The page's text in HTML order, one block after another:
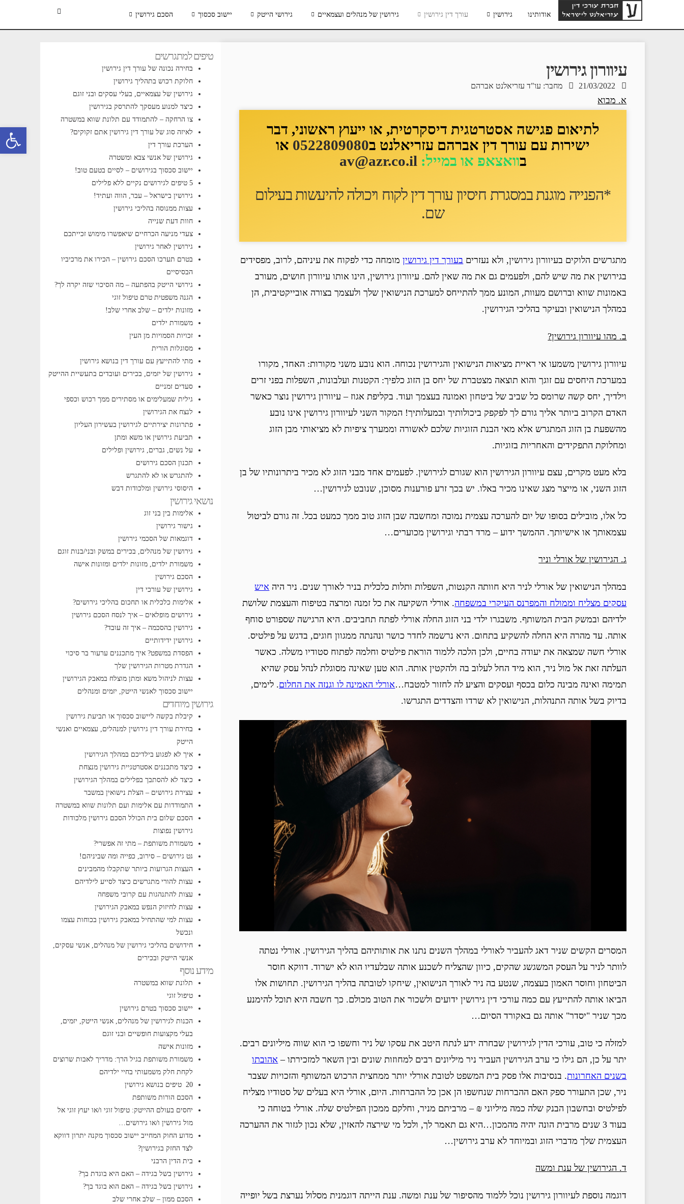
אודותינו גירושין עורך דין גירושין גירושין של מנהלים ועצמאיים גירושי הייטק יישוב סכסוך הסכם גירושין
עיוורון גירושין
21/03/2022 מחבר: עו"ד עזריאלנט אברהם
א. מבוא
לתיאום פגישה אסטרטגית דיסקרטית, או ייעוץ ראשוני, דבר
ישירות עם עורך דין אברהם עזריאלנט ב0522809080 או
בוואצאפ או במייל: av@azr.co.il
*הפנייה מוגנת במסגרת חיסיון עורך דין לקוח ויכולה להיעשות בעילום
שם.
מתגרשים הלוקים בעיוורון גירושין, ולא נעזרים בעורך דין גירושיןמומחה כדי לפקוח את עיניהם, לרוב, מפסידים
בגירושין את מה שיש להם, ולפעמים גם את מה שאין להם. עיוורון גירושין, הינו אותו עיוורון חושים, מעורב
באמונות שווא וברושם מעוות, המונע ממך להתייחס למערכת הנישואין שלך ולעצמך בצורה אובייקטיבית, הן
במהלך הנישואין ובעיקר בהליכי הגירושין.
ב. מהו עיוורון גירושין?
עיוורון גירושין משמעו אי ראיית מציאות הנישואין והגירושין נכוחה. הוא נובע משני מקורות: האחד, מקורו
במערכת היחסים עם זוגך והוא תוצאה מצטברת של יחס בן הזוג כלפיך: הקטנות ועלבונות, השפלות בפני זרים
וילדיך, יחס קשה שרומס כל שביב של ביטחון ואמונה בעצמך ועוד. בקליפת אגוז – עיוורון גירושין נוצר כאשר
האדם הקרוב ביותר אליך גורם לך לפקפק ביכולותיך ובמעלותיך! המקור השני לעיוורון גירושין אינו נובע
מהשפעת בן הזוג המתגרש אלא מאי הבנת הזוגיות שלכם לאשורה וממערך ציפיות לא מציאותי מבן הזוג
ומחלוקת התפקידים והאחריות בזוגיות.
בלא מעט מקרים, עצם עיוורון הגירושין הוא שגורם לגירושין. לפעמים אחד מבני הזוג לא מכיר ביתרונותיו של בן
הזוג השני, או מייצר מצג שאינו מכיר באלו. יש בכך זרע פורענות מסוכן, שנובט לגירושין…
כל אלו, מובילים בסופו של יום להערכה עצמית נמוכה ומחשבה שבן הזוג טוב ממך כמעט בכל. זה גורם לביטול
עצמאותך או אישיותך. ההמשך ידוע – מרד רבתי וגירושין מכוערים…
ג. הגירושין של אורלי וניר
במהלך הנישואין של אורלי לניר היא חוותה הקנטות, השפלות ותלות כלכלית בניר לאורך שנים. ניר היה איש
עסקים מצליח וממולח והמפרנס העיקרי במשפחה. אורלי השקיעה את כל זמנה ומרצה בטיפוח והעצמת שלושת
ילדיהם ובמשק הבית המשותף. משבגרו ילדי בני הזוג החלה אורלי לפתח תחביבים. היא הרגישה שספורט סוחף
אותה. עד מהרה היא החלה להשקיע בתחום. היא נרשמה לחדר כושר ונהנתה ממגוון חוגים, בדגש על פילטיס.
אורלי חשה שמצאה את יעודה בחיים, ולכן הלכה ללמוד הוראת פילטיס וחלמה לפתוח סטודיו משלה. כאשר
העלתה זאת אל מול ניר, הוא מיד החל לעלוב בה ולהקטין אותה. הוא טען שאינה מסוגלת לנהל עסק שהיא
תמימה ואינה מבינה כלום בכסף ועסקים והציע לה לחזור למטבח…אורלי האמינה לו וגנזה את החלום. לימים,
בדיוק בשל אותה התנהלות, הנישואין לא שרדו והצדדים התגרשו.
המסרים הקשים שניר דאג להעביר לאורלי במהלך השנים נתנו את אותותיהם בהליך הגירושין. אורלי נטתה
לוותר לניר על העסק המשגשג שהקים, כיוון שהצליח לשכנע אותה שבלעדיו הוא לא ישרוד. דווקא חוסר
הביטחון וחוסר האמון בעצמה, שנטע בה ניר לאורך הנישואין, שיחקו לטובתה בהליך הגירושין. תחושות אלו
הביאו אותה להתייעץ עם כמה עורכי דין גירושין ידועים ולשכור את הטוב מכולם. כך חשבה היא תוכל להימנע
מכך שניר "יסדר" אותה גם באקורד הסיום…
למזלה כי טוב, עורכי הדין לגירושין שבחרה ידע לנתח היטב את עסקו של ניר וחשפו כי הוא שווה מיליונים רבים.
יתר על כן, הם גילו כי ערב הגירושין העביר ניר מיליונים רבים למחוזות שונים ובין השאר למזכירתו – אהובתו
בשנים האחרונות. בנסיבות אלו פסק בית המשפט לטובת אורלי יותר ממחצית הרכוש המשותף והזכויות שצבר
ניר, שכן התעורר ספק האם ההברחות שנחשפו הן אכן כל ההברחות. היום, אורלי היא בעלים של סטודיו מצליח
לפילטיס ובחשבון הבנק שלה כמה מיליוני ₪ – מרביתם מניר, וחלקם ממכון הפילטיס שלה. אורלי בטוחה כי
בעוד 3 שנים מרבית הונה יהיה מהמכון…היא גם תאמר לך, ולכל מי שירצה להאזין, שלא נכון לגזור את ההערכה
העצמית שלך מדברי הזוג ובמיוחד לא ערב גירושין…
ד. הגירושין של ענת ומשה
דוגמה נוספת לעיוורון גירושין נוכל ללמוד מהסיפור של ענת ומשה. ענת הייתה דוגמנית מסלול נערצת בשל יופייה
טיפים למתגרשים
בחירה נכונה של עורך דין גירושין
חלוקת רכוש בתהליך גירושין
גירושין של עצמאיים, בעלי עסקים ובני זוגם
כיצד למנוע מעסקך להתרסק בגירושין
צו הרחקה – להתמודד עם תלונת שווא במשטרה
לאיזה סוג של עורך דין גירושין אתם זקוקים?
הערכת עורך דין
גירושין של אנשי צבא ומשטרה
יישוב סכסוך בגירושים – לסיים בטעם טוב!
5 טיפים לגירושים נקיים ללא פלילים
גירושין בישראל – עבר, הווה ועתיד!
עצות ממנוסה בהליכי גירושין
חוות דעת שנייה
צעדי מניעה הכרחיים שיאפשרו מימוש זכייתכם
גירושין לאחר גירושין
בטרם תערכו הסכם גירושין – הכירו את מרכיביו
הבסיסיים
גירושי הייטק בהפתעה – מה הסיכוי שזה יקרה לך?
הגנה משפטית טרם טיפול זוגי
מזונות ילדים – שלב אחרי שלב!
משמורת ילדים
זכויות הסמויות מן העין
מסוגלות הורית
מתי להתייעץ עם עורך דין בנושא גירושין
גירושין של יזמים, בכירים ועובדים בתעשיית ההייטק
סעדים זמניים
גילית שמעלימים או מסתירים ממך רכוש וכספי
לנצח את הגירושין
פתרונות יצירתיים לגירושין בעשירון העליון
תביעת גירושין או משא ומתן
על נשים, גברים, גירושין ופלילים
תכנון הסכם גירושים
להתגרש או לא להתגרש
היסוסי גירושין ומלכודות דבש
נושאי גירושין
אלימות בין בני זוג
גישור גירושין
דוגמאות של הסכמי גירושין
גירושין של מנהלים, בכירים במשק ובני/בנות זוגם
משמורת ילדים, מזונות ילדים ומזונות אישה
הסכם גירושין
גירושין של עורכי דין
אלימות כלכלית או תחכום בהליכי גירושים?
גירושים מופלאים – איך לנסח הסכם גירושין
גירושין בהסכמה – איך זה עובד?
גירושין ידידותיים
הפסדת במשפט? איך מתכננים ערעור בר סיכוי
הגדרת מטרות הגירושין שלך
עצות לניהול משא ומתן מוצלח במאבק הגירושין
יישוב סכסוך לאנשי הייטק, יזמים ומנהלים
גירושין מיוחדים
קיבלת בקשה ליישוב סכסוך או תביעת גירושין
בחירת עורך דין גירושין למנהלים, עצמאיים ואנשי
הייטק
איך לא לפגוע בילדיכם במהלך הגירושין
כיצד מתכננים אסטרטגיית גירושין מנצחת
כיצד לא להסתבך בפלילים במהלך הגירושין
עצירת גירושים – הצלת נישואין במשבר
התמודדות עם אלימות ועם תלונות שווא במשטרה
הסכם שלום בית הכולל הסכם גירושין מלכודות
גירושין נפוצות
משמורת משותפת – מתי זה אפשרי?
גט גירושים – סירוב, כפייה ומה שביניהם!
העצות הגרועות ביותר שתקבלו מהמבינים
עצות להורי מתגרשים כיצד לסייע לילדיהם
עצות להתנהגות עם קרובי משפחה
עצות לחיזוק הנפש במאבק הגירושין
עצות למי שהתחיל במאבק גירושין בכוחות עצמו
ונכשל
חידושים בהליכי גירושין של מנהלים, אנשי עסקים,
אנשי הייטק ובכירים
מידע נוסף
תלונת שווא במשטרה
טיפול זוגי
יישוב סכסוך בטרם גירושין
הכנות לגירושין של מנהלים, אנשי הייטק, יזמים,
בעלי מקצועות חופשיים ובני זוגם
מזונות אישה
משמורת משותפת בגיל הרך: מדריך לאבות שרוצים
לקחת חלק משמעותי בחיי ילדיהם
20 טיפים בנושא גירושין
הסכם הורות משותפת
יחסים בעולם ההייטק: טיפול זוגי ו/או יעוץ זוגי אל
מול גירושין ו/או גירושים…
מדוע החוק המחייב יישוב סכסוך מקנה יתרון דווקא
לצד החזק בגירושין?
בית הדין הרבני
גירושין בשל בגידה – האם היא בוגדת בך?
גירושין בשל בגידה – האם הוא בוגד בך?
הסכם ממון – שלב אחרי שלב
פתח